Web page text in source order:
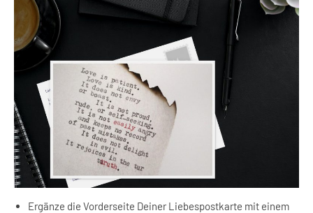
Ergänze die Vorderseite Deiner Liebespostkarte mit einem